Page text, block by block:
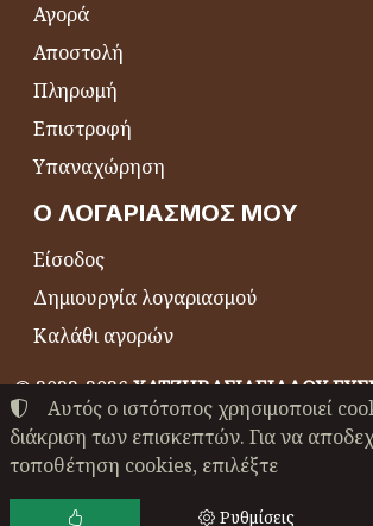
Αγορά
Αποστολή
Πληρωμή
Επιστροφή
Υπαναχώρηση
Ο ΛΟΓΑΡΙΑΣΜΌΣ ΜΟΥ
Είσοδος
Δημιουργία λογαριασμού
Καλάθι αγορών
©2022-2026ΧΑΤΖΗΒΑΣΙΛΕΙΑΔΟΥ
ΑΦΜ:EL044864230• Αριθμός ΓΕΜΗ:
Όροι χρήσης•Πολιτική απορρήτου•
Ρυθμίσεις cookies
Αυτός ο ιστότοπος χρησιμοποιεί
διάκριση των επισκεπτών. Για να
τοποθέτηση cookies, επιλέξτε
Ρυθμίσεις